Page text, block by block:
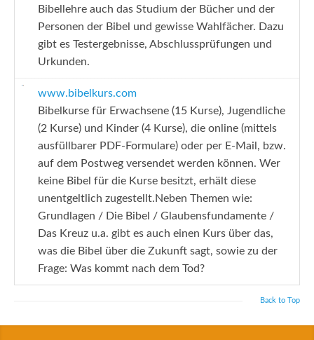
Bibellehre auch das Studium der Bücher und der
Personen der Bibel und gewisse Wahlfächer. Dazu
gibt es Testergebnisse, Abschlussprüfungen und
Urkunden.
www.bibelkurs.com
Bibelkurse für Erwachsene (15 Kurse), Jugendliche
(2 Kurse) und Kinder (4 Kurse), die online (mittels
ausfüllbarer PDF-Formulare) oder per E-Mail, bzw.
auf dem Postweg versendet werden können. Wer
keine Bibel für die Kurse besitzt, erhält diese
unentgeltlich zugestellt.Neben Themen wie:
Grundlagen / Die Bibel / Glaubensfundamente /
Das Kreuz u.a. gibt es auch einen Kurs über das,
was die Bibel über die Zukunft sagt, sowie zu der
Frage: Was kommt nach dem Tod?
Back to Top